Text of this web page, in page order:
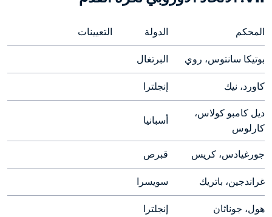
المحكم الدولة التعيينات
بوتيكا سانتوس، روي البرتغال
كاورد، نيك إنجلترا
كارلوس
أسبانيا
جورغيادس، كريس قبرص
غراندجين، باتريك سويسرا
هول، جوناثان إنجلترا